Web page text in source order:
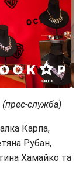
служба)
Карпа,
Рубан,
Хамайко та